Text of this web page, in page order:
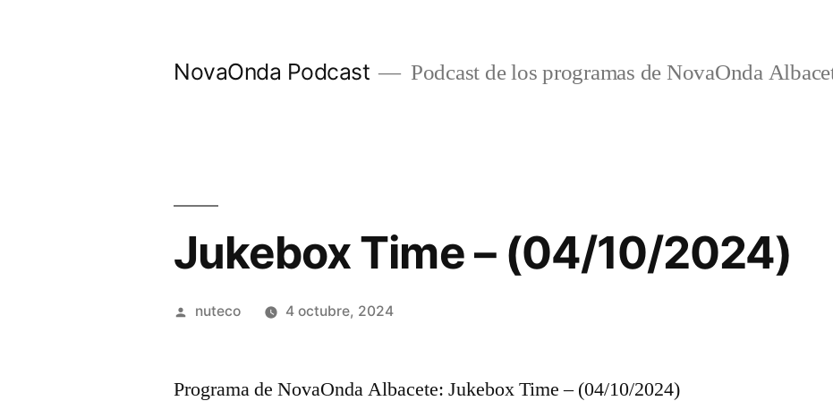
NovaOnda Podcast Podcast de los programas de NovaOnda
Jukebox Time – (04/10/2024)
Publicada
nuteco 4 octubre, 2024
Programa de NovaOnda Albacete: Jukebox Time – (04/10/2024)